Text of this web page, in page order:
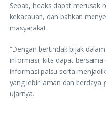
Sebab, hoaks dapat merusak
kekacauan, dan bahkan
masyarakat.
“Dengan bertindak bijak
informasi, kita dapat
informasi palsu serta
yang lebih aman dan berdaya
ujarnya.